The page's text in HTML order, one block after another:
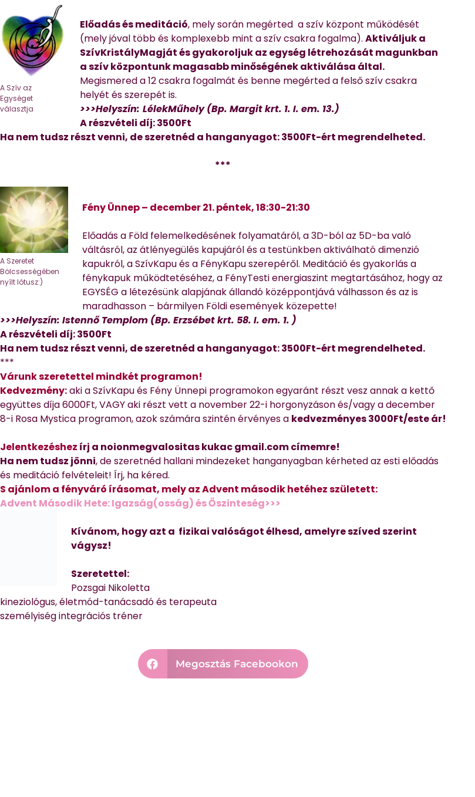
A Szív az
Egységet
választja
Előadás és meditáció, mely során megérted a szív központ működését
(mely jóval több és komplexebb mint a szív csakra fogalma). Aktiváljuk a
SzívKristályMagját és gyakoroljuk az egység létrehozását magunkban
a szív központunk magasabb minőségének aktiválása által.
Megismered a 12 csakra fogalmát és benne megérted a felső szív csakra
helyét és szerepét is.
>>>Helyszín: LélekMűhely (Bp. Margit krt. 1. I. em. 13.)
A részvételi díj: 3500Ft
Ha nem tudsz részt venni, de szeretnéd a hanganyagot: 3500Ft-ért megrendelheted.
***
A Szeretet
Bölcsességében
nyílt lótusz:)
Fény Ünnep – december 21. péntek, 18:30-21:30
Előadás a Föld felemelkedésének folyamatáról, a 3D-ból az 5D-ba való
váltásról, az átlényegülés kapujáról és a testünkben aktiválható dimenzió
kapukról, a SzívKapu és a FényKapu szerepéről. Meditáció és gyakorlás a
fénykapuk működtetéséhez, a FényTesti energiaszint megtartásához, hogy az
EGYSÉG a létezésünk alapjának állandó középpontjává válhasson és az is
maradhasson – bármilyen Földi események közepette!
>>>Helyszín: Istennő Templom (Bp. Erzsébet krt. 58. I. em. 1. )
A részvételi díj: 3500Ft
Ha nem tudsz részt venni, de szeretnéd a hanganyagot: 3500Ft-ért megrendelheted.
***
Várunk szeretettel mindkét programon!
Kedvezmény:aki a SzívKapu és Fény Ünnepi programokon egyaránt részt vesz annak a kettő
együttes díja 6000Ft, VAGY aki részt vett a november 22-i horgonyzáson és/vagy a december
8-i Rosa Mystica programon, azok számára szintén érvényes a kedvezményes 3000Ft/este ár!
Jelentkezéshez írj a noionmegvalositas kukac gmail.com címemre!
Ha nem tudsz jönni, de szeretnéd hallani mindezeket hanganyagban kérheted az esti előadás
és meditáció felvételeit! Írj, ha kéred.
S ajánlom a fényváró írásomat, mely az Advent második hetéhez született:
Advent Második Hete: Igazság(osság) és Őszinteség>>>
Kívánom, hogy azt a fizikai valóságot élhesd, amelyre szíved szerint
vágysz!
Szeretettel:
Pozsgai Nikoletta
kineziológus, életmód-tanácsadó és terapeuta
személyiség integrációs tréner
Megosztás Facebookon